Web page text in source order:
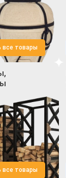
товары
товары